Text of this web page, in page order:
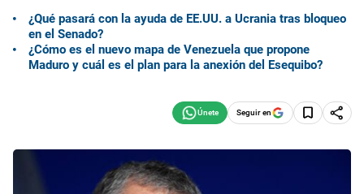
¿Qué pasará con la ayuda de EE.UU. a Ucrania tras bloqueo
en el Senado?
¿Cómo es el nuevo mapa de Venezuela que propone
Maduro y cuál es el plan para la anexión del Esequibo?
Seguir en